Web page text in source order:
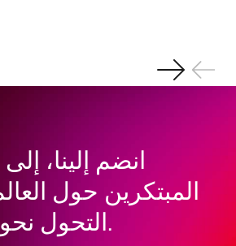
انضم إلينا،
المبتكرين حول
التحول نحو الاستقلالية.